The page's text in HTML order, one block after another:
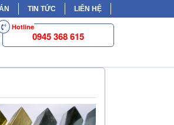
TIN TỨC LIÊN HỆ
0945 368 615
Hotline